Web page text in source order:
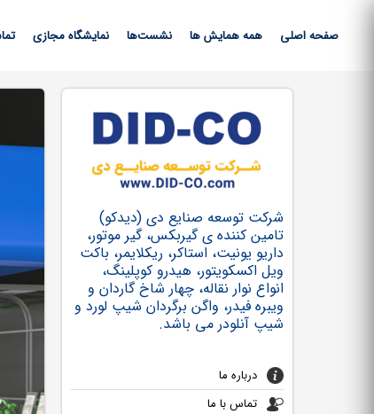
صفحه اصلی همه همایش ها نشست‌ها نمایشگاه مجازی
شرکت توسعه صنایع دی (دیدکو)
تامین کننده ی گیربکس، گیر موتور،
داریو یونیت، استاکر، ریکلایمر، باکت
ویل اکسکویتور، هیدرو کوپلینگ،
انواع نوار نقاله، چهار شاخ گاردان و
ویبره فیدر، واگن برگردان شیپ لورد و
شیپ آنلودر می باشد.
درباره ما
تماس با ما